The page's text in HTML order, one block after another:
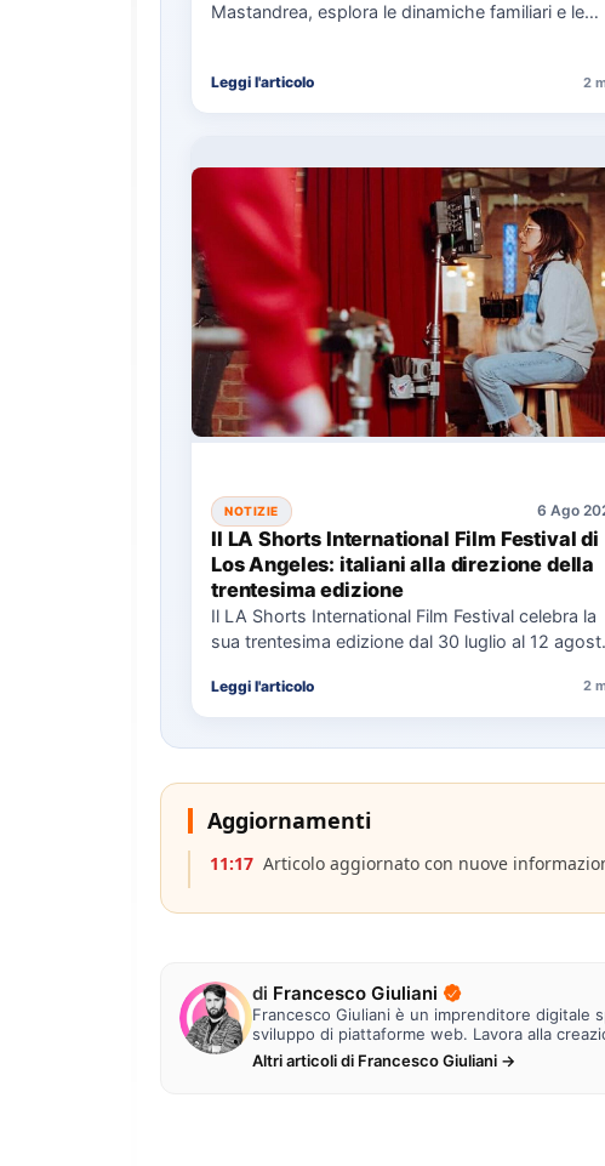
Mastandrea, esplora le dinamiche familiari e le
Leggi l'articolo 2
NOTIZIE 6 Ago
Il LA Shorts International Film Festival di
Los Angeles: italiani alla direzione della
trentesima edizione
Il LA Shorts International Film Festival celebra la
sua trentesima edizione dal 30 luglio al 12
Leggi l'articolo 2
Aggiornamenti
11:17 Articolo aggiornato con nuove
di Francesco Giuliani
Francesco Giuliani è un imprenditore digitale
sviluppo di piattaforme web. Lavora alla
Altri articoli di Francesco Giuliani →